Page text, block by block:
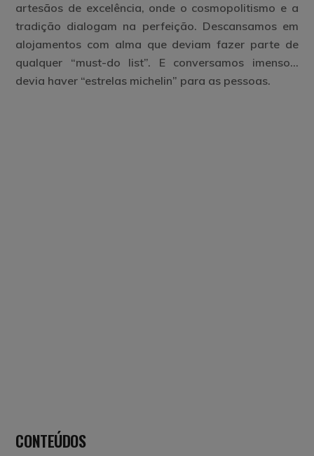
artesãos de excelência, onde o cosmopolitismo e a
tradição dialogam na perfeição. Descansamos em
alojamentos com alma que deviam fazer parte de
qualquer “must-do list”. E conversamos imenso…
devia haver “estrelas michelin” para as pessoas.
CONTEÚDOS